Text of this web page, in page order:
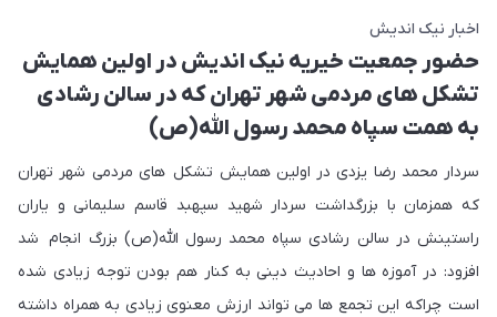
اخبار نیک اندیش
حضور جمعیت خیریه نیک اندیش در اولین همایش
تشکل های مردمی شهر تهران که در سالن رشادی
به همت سپاه محمد رسول الله(ص)
سردار محمد رضا یزدی در اولین همایش تشکل های مردمی شهر تهران
که همزمان با بزرگداشت سردار شهید سپهبد قاسم سلیمانی و یاران
راستینش در سالن رشادی سپاه محمد رسول الله(ص) بزرگ انجام شد
افزود: در آموزه ها و احادیث دینی به کنار هم بودن توجه زیادی شده
است چراکه این تجمع ها می تواند ارزش معنوی زیادی به همراه داشته